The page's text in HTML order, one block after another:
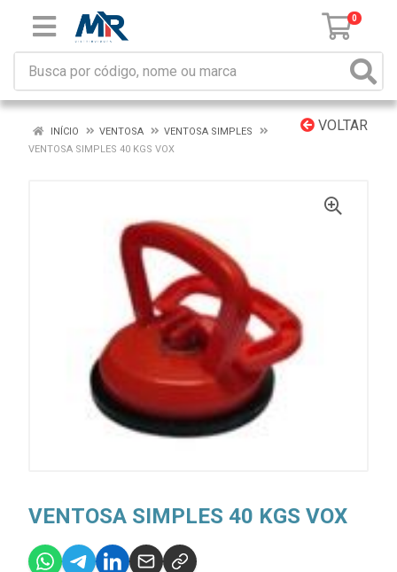
0
VOLTAR
INÍCIO VENTOSA
VENTOSA SIMPLES
VENTOSA SIMPLES 40 KGS VOX
VENTOSA SIMPLES 40 KGS VOX